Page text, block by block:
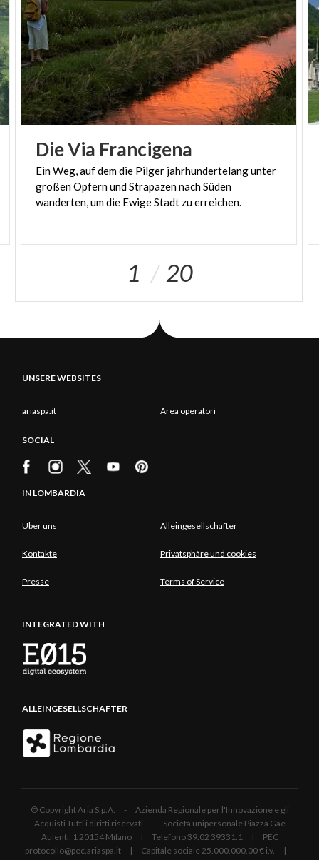
DieVia Francigena
Ein Weg, auf dem die Pilger jahrhundertelang unter
großen Opfern und Strapazen nach Süden
wanderten, um die Ewige Stadt zu erreichen.
1 20
UNSERE WEBSITES
ariaspa.it Area operatori
SOCIAL
IN LOMBARDIA
Über uns Alleingesellschafter
Kontakte Privatsphäre und cookies
Presse Terms of Service
INTEGRATED WITH
ALLEINGESELLSCHAFTER
© Copyright Aria S.p.A. - Azienda Regionale per l'Innovazione e gli
Acquisti Tutti i diritti riservati - Società unipersonale Piazza Gae
Aulenti, 1 20154 Milano | Telefono 39.02 39331.1 | PEC
protocollo@pec.ariaspa.it | Capitale sociale 25.000.000,00 € i.v. |